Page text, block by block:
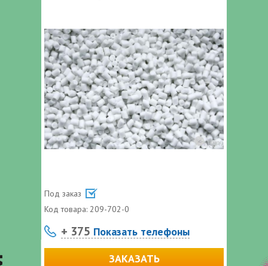
Под заказ
Код товара: 209-702-0
+ 375 Показать телефоны
ЗАКАЗАТЬ